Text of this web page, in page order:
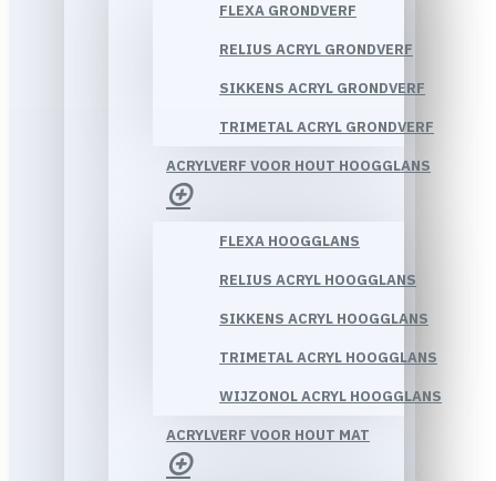
FLEXA GRONDVERF
RELIUS ACRYL GRONDVERF
SIKKENS ACRYL GRONDVERF
TRIMETAL ACRYL GRONDVERF
ACRYLVERF VOOR HOUT HOOGGLANS
FLEXA HOOGGLANS
RELIUS ACRYL HOOGGLANS
SIKKENS ACRYL HOOGGLANS
TRIMETAL ACRYL HOOGGLANS
WIJZONOL ACRYL HOOGGLANS
ACRYLVERF VOOR HOUT MAT